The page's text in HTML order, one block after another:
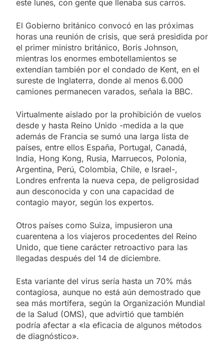
este lunes, con gente que llenaba sus carros.
El Gobierno británico convocó en las próximas
horas una reunión de crisis, que será presidida por
el primer ministro británico, Boris Johnson,
mientras los enormes embotellamientos se
extendían también por el condado de Kent, en el
sureste de Inglaterra, donde al menos 6.000
camiones permanecen varados, señala la BBC.
Virtualmente aislado por la prohibición de vuelos
desde y hasta Reino Unido -medida a la que
además de Francia se sumó una larga lista de
países, entre ellos España, Portugal, Canadá,
India, Hong Kong, Rusia, Marruecos, Polonia,
Argentina, Perú, Colombia, Chile, e Israel-,
Londres enfrenta la nueva cepa, de peligrosidad
aun desconocida y con una capacidad de
contagio mayor, según los expertos.
Otros países como Suiza, impusieron una
cuarentena a los viajeros procedentes del Reino
Unido, que tiene carácter retroactivo para las
llegadas después del 14 de diciembre.
Esta variante del virus sería hasta un 70% más
contagiosa, aunque no está aún demostrado que
sea más mortífera, según la Organización Mundial
de la Salud (OMS), que advirtió que también
podría afectar a «la eficacia de algunos métodos
de diagnóstico».